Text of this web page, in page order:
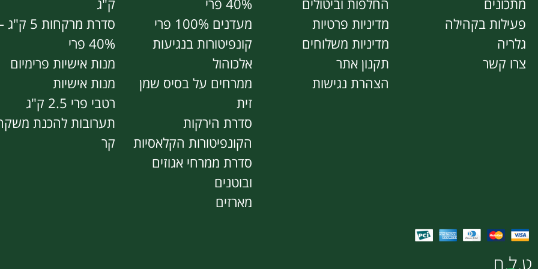
מתכונים
פעילות בקהילה
גלריה
צרו קשר
החלפות וביטולים
מדיניות פרטיות
מדיניות משלוחים
תקנון אתר
הצהרת נגישות
40% פרי
מעדנים 100% פרי
קונפיטורות בנגיעות
אלכוהול
ממרחים על בסיס שמן
זית
סדרת הירקות
הקונפיטורות הקלאסיות
סדרת ממרחי אגוזים
ובוטנים
מארזים
ק"ג
סדרת מרקחות 5
40% פרי
מנות אישיות פרימיום
מנות אישיות
רטבי פרי 2.5 ק"ג
תערובות להכנת
קר
ט.ל.ח